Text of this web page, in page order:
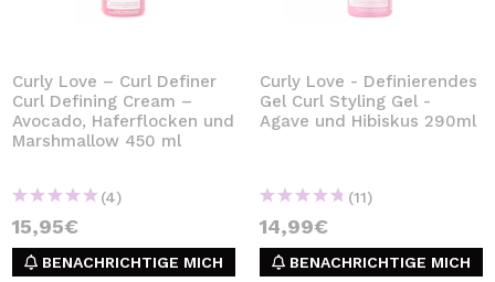
Curly Love – Curl Definer
Curl Defining Cream –
Avocado, Haferflocken und
Marshmallow 450 ml
(4)
15,95€
BENACHRICHTIGE MICH
Curly Love - Definierendes
Gel Curl Styling Gel -
Agave und Hibiskus 290ml
(11)
14,99€
BENACHRICHTIGE MICH